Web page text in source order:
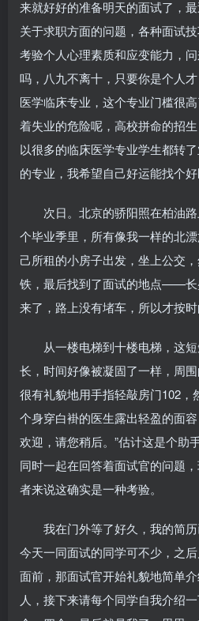
来就好好的准备明天的面试了，
关于求职方面的问题，各种面试
考验个人心理素质和应变能力，
吗，八九不离十，只要你是个人才
医学临床专业，这个专业门槛很
着失业的危险呢，高校拼命的招
以很多的临床医学专业学生都转
的专业，我希望自己好运能找个好
次日。北京的骄阳照在柏油
个毕业季里，所有像我一样的北
己所租的小房子出发，坐上公交
铁，最后找到了面试的地点——长
来了，路上没有堵车，所以才按时
从一楼电梯到十楼电梯，这
长，时间好像被凝固了一样，周
很有礼貌地用手指轻敲房门102，
个身穿白褂的医生露出轻盈的面
欢迎，请您稍后。”估计这是个助
同时一起在回答着面试官的问题
者来说这确实是一种考验。
我在门外等了好久，我的简
今天一同面试的同学可不少，之
面前，那面试官开始礼貌地简单
人，接下来请每个同学自我介绍